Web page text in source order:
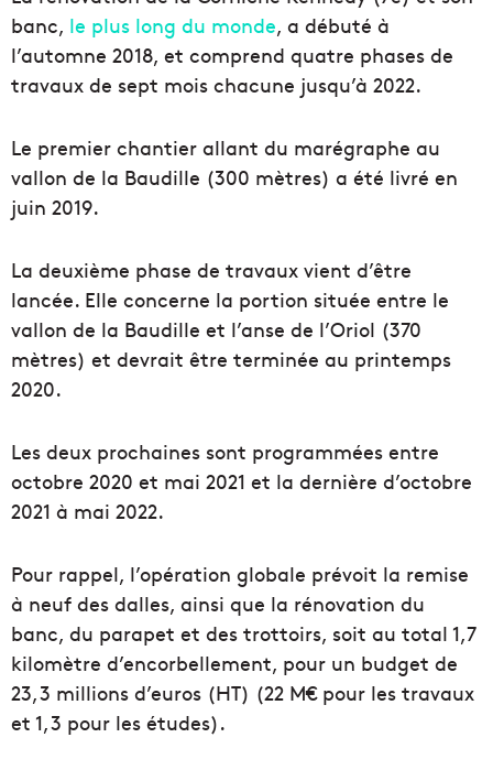
banc, le plus long du monde, a débuté à
l’automne 2018, et comprend quatre phases de
travaux de sept mois chacune jusqu’à 2022.
Le premier chantier allant du marégraphe au
vallon de la Baudille (300 mètres) a été livré en
juin 2019.
La deuxième phase de travaux vient d’être
lancée. Elle concerne la portion située entre le
vallon de la Baudille et l’anse de l’Oriol (370
mètres) et devrait être terminée au printemps
2020.
Les deux prochaines sont programmées entre
octobre 2020 et mai 2021 et la dernière d’octobre
2021 à mai 2022.
Pour rappel, l’opération globale prévoit la remise
à neuf des dalles, ainsi que la rénovation du
banc, du parapet et des trottoirs, soit au total 1,7
kilomètre d’encorbellement, pour un budget de
23,3 millions d’euros (HT) (22 M€ pour les travaux
et 1,3 pour les études).